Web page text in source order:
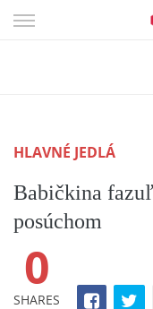
Skip
HLAVNÉ JEDLÁ
Babičkina
posúchom
0
SHARES